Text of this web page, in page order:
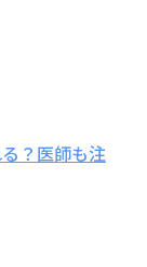
？医師も注